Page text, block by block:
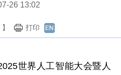
26 13:02
】 打印
世界人工智能大会暨人